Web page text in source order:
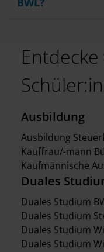
Duales
Duales Studium
Duales Studium
Duales Studium
Duales Studium
Ausbildung
Ausbildung
Kauffrau/-mann
Kaufmännische